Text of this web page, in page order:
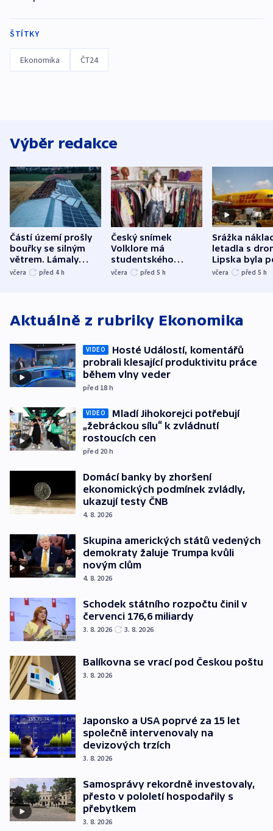
ŠTÍTKY
Ekonomika ČT24
Výběr redakce
Částí území prošly
bouřky se silným
větrem. Lámaly
stromy a poničily
včera před 4 h
Český snímek
Volklore má
studentského
Oscara, zabojuje o
včera před 5 h
Srážka
letadla s
Lipska byla
německého
včera před 5 h
Aktuálně z rubriky Ekonomika
VIDEO
Hosté Událostí, komentářů
probrali klesající produktivitu práce
během vlny veder
před 18 h
VIDEO
Mladí Jihokorejci potřebují
„žebráckou sílu“ k zvládnutí
rostoucích cen
před 20 h
Domácí banky by zhoršení
ekonomických podmínek zvládly,
ukazují testy ČNB
4. 8. 2026
Skupina amerických států vedených
demokraty žaluje Trumpa kvůli
novým clům
4. 8. 2026
Schodek státního rozpočtu činil v
červenci 176,6 miliardy
3. 8. 2026 3. 8. 2026
Balíkovna se vrací pod Českou poštu
3. 8. 2026
Japonsko a USA poprvé za 15 let
společně intervenovaly na
devizových trzích
3. 8. 2026
Samosprávy rekordně investovaly,
přesto v pololetí hospodařily s
přebytkem
3. 8. 2026